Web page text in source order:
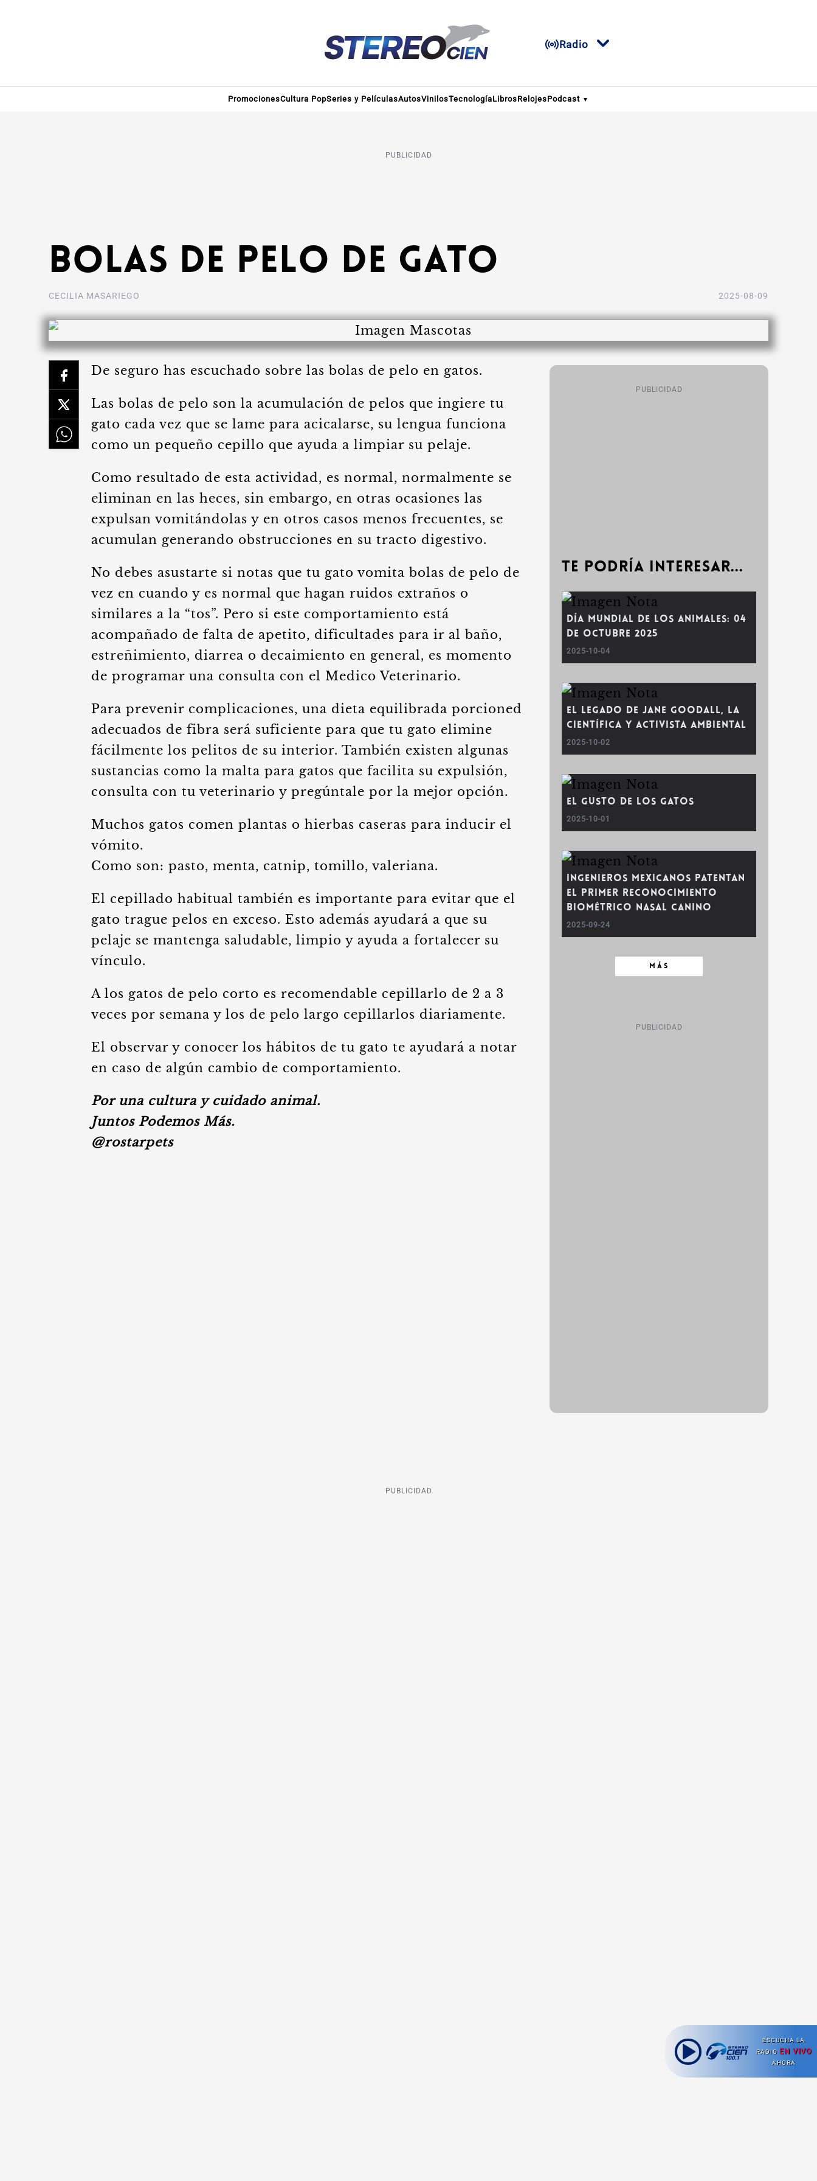
Radio
PromocionesCultura PopSeries y PelículasAutosVinilosTecnologíaLibrosRelojesPodcast
PUBLICIDAD
Bolas de pelo de gato
CECILIA MASARIEGO 2025-08-09
De seguro has escuchado sobre las bolas de pelo en gatos.
Las bolas de pelo son la acumulación de pelos que ingiere tu
gato cada vez que se lame para acicalarse, su lengua funciona
como un pequeño cepillo que ayuda a limpiar su pelaje.
Como resultado de esta actividad, es normal, normalmente se
eliminan en las heces, sin embargo, en otras ocasiones las
expulsan vomitándolas y en otros casos menos frecuentes, se
acumulan generando obstrucciones en su tracto digestivo.
No debes asustarte si notas que tu gato vomita bolas de pelo de
vez en cuando y es normal que hagan ruidos extraños o
similares a la “tos”. Pero si este comportamiento está
acompañado de falta de apetito, dificultades para ir al baño,
estreñimiento, diarrea o decaimiento en general, es momento
de programar una consulta con el Medico Veterinario.
Para prevenir complicaciones, una dieta equilibrada porcioned
adecuados de fibra será suficiente para que tu gato elimine
fácilmente los pelitos de su interior. También existen algunas
sustancias como la malta para gatos que facilita su expulsión,
consulta con tu veterinario y pregúntale por la mejor opción.
Muchos gatos comen plantas o hierbas caseras para inducir el
vómito.
Como son: pasto, menta, catnip, tomillo, valeriana.
El cepillado habitual también es importante para evitar que el
gato trague pelos en exceso. Esto además ayudará a que su
pelaje se mantenga saludable, limpio y ayuda a fortalecer su
vínculo.
A los gatos de pelo corto es recomendable cepillarlo de 2 a 3
veces por semana y los de pelo largo cepillarlos diariamente.
El observar y conocer los hábitos de tu gato te ayudará a notar
en caso de algún cambio de comportamiento.
Por una cultura y cuidado animal.
Juntos Podemos Más.
@rostarpets
PUBLICIDAD
Te podría interesar...
Día mundial de los animales: 04
de octubre 2025
2025-10-04
El legado de Jane Goodall, la
científica y activista ambiental
2025-10-02
El gusto de los gatos
2025-10-01
Ingenieros mexicanos patentan
el primer reconocimiento
biométrico nasal canino
2025-09-24
MÁS
PUBLICIDAD
PUBLICIDAD
ESCUCHA LA
RADIO EN VIVO
AHORA